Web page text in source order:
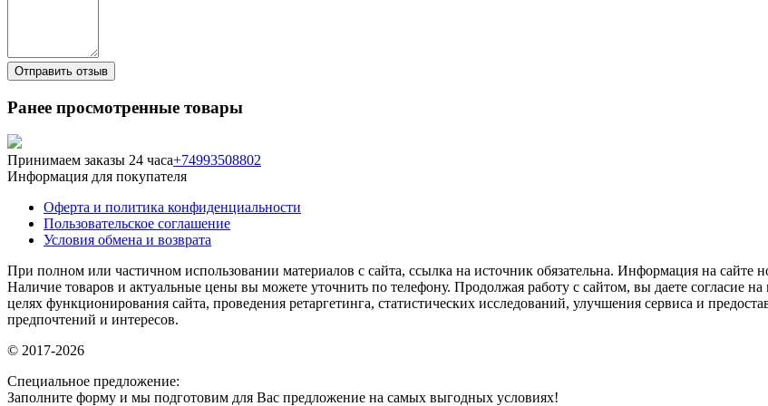
Ранее просмотренные товары
Принимаем заказы 24 часа+74993508802
Информация для покупателя
Оферта и политика конфиденциальности
Пользовательское соглашение
Условия обмена и возврата
При полном или частичном использовании материалов с сайта, ссылка на источник обязательна. Информация на сайте
Наличие товаров и актуальные цены вы можете уточнить по телефону. Продолжая работу с сайтом, вы даете согласие
целях функционирования сайта, проведения ретаргетинга, статистических исследований, улучшения сервиса и
предпочтений и интересов.
© 2017-2026
Специальное предложение:
Заполните форму и мы подготовим для Вас предложение на самых выгодных условиях!